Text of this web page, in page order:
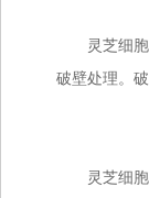
灵芝细胞破
破壁处理。
灵芝细胞